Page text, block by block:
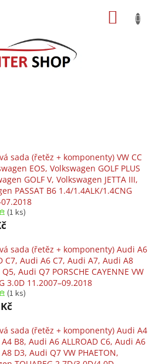
sada (řetěz + komponenty) VW CC
EOS, Volkswagen GOLF PLUS
GOLF V, Volkswagen JETTA III,
PASSAT B6 1.4/1.4ALK/1.4CNG
(1 ks)
sada (řetěz + komponenty) Audi A6
C7, Audi A6 C7, Audi A7, Audi A8
Audi Q7 PORSCHE CAYENNE VW
3.0D 11.2007–09.2018
(1 ks)
sada (řetěz + komponenty) Audi A4
B8, Audi A6 ALLROAD C6, Audi A6
D3, Audi Q7 VW PHAETON,